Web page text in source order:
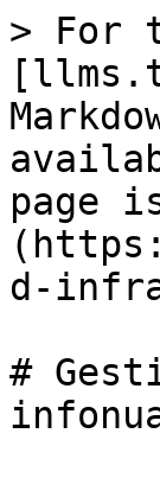
> For
page
d-
#